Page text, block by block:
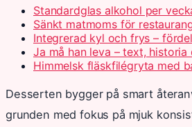
Standardglas alkohol per
Sänkt matmoms för
Integrerad kyl och frys –
Ja må han leva – text,
Himmelsk fläskfilégryta med
Desserten bygger på smart
grunden med fokus på mjuk